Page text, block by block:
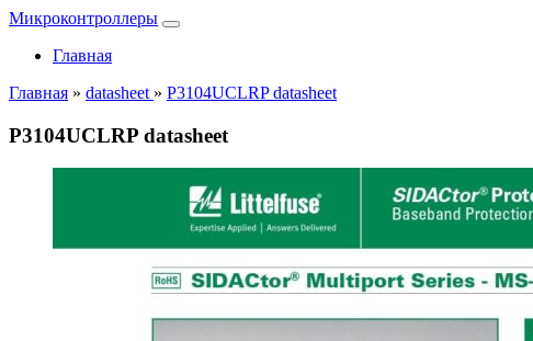
Микроконтроллеры
Главная
Главная » datasheet » P3104UCLRP datasheet
P3104UCLRP datasheet